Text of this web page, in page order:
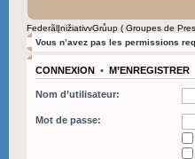
FederãlĮnižiativvGrůup ( Groupes de
Vous n’avez pas les permissions
CONNEXION • M’ENREGISTRER
Nom d’utilisateur:
Mot de passe: